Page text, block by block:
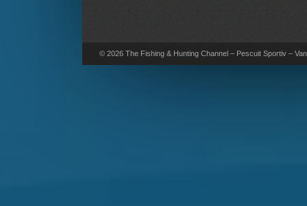
© 2026 The Fishing & Hunting Channel – Pescuit Sportiv –